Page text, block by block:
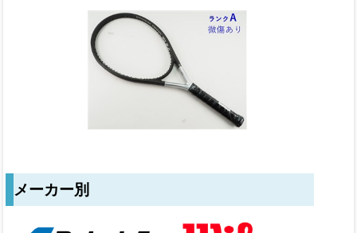
メーカー別